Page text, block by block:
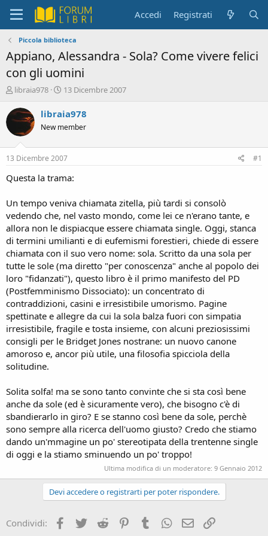
Accedi Registrati
Piccola biblioteca
Appiano, Alessandra - Sola? Come vivere felici
con gli uomini
C
e
a
t
e
D
c
u
s
s
i
o
n
e
libraia978
D
t
d
i
n
i
o
13 Dicembre 2007
libraia978
New member
13 Dicembre 2007 #1
Questa la trama:
Un tempo veniva chiamata zitella, più tardi si consolò
vedendo che, nel vasto mondo, come lei ce n'erano tante, e
allora non le dispiacque essere chiamata single. Oggi, stanca
di termini umilianti e di eufemismi forestieri, chiede di essere
chiamata con il suo vero nome: sola. Scritto da una sola per
tutte le sole (ma diretto "per conoscenza" anche al popolo dei
loro "fidanzati"), questo libro è il primo manifesto del PD
(Postfemminismo Dissociato): un concentrato di
contraddizioni, casini e irresistibile umorismo. Pagine
spettinate e allegre da cui la sola balza fuori con simpatia
irresistibile, fragile e tosta insieme, con alcuni preziosissimi
consigli per le Bridget Jones nostrane: un nuovo canone
amoroso e, ancor più utile, una filosofia spicciola della
solitudine.
Solita solfa! ma se sono tanto convinte che si sta così bene
anche da sole (ed è sicuramente vero), che bisogno c'è di
sbandierarlo in giro? E se stanno così bene da sole, perchè
sono sempre alla ricerca dell'uomo giusto? Credo che stiamo
dando un'mmagine un po' stereotipata della trentenne single
di oggi e la stiamo sminuendo un po' troppo!
Ultima modifica di un moderatore: 9 Gennaio 2012
Devi accedere o registrarti per poter rispondere.
Condividi: Facebook
Twitter Reddit PinterestTumblrWhatsApp
e-mail